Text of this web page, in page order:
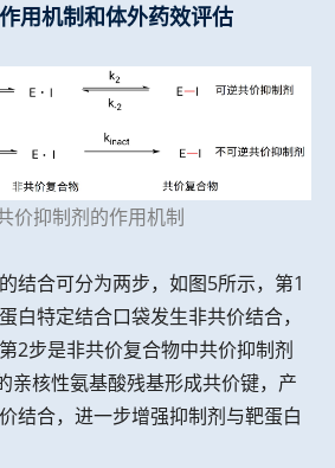
用机制和体外药效评估
价抑制剂的作用机制
结合可分为两步，如图5所示，第1
白特定结合口袋发生非共价结合，
2步是非共价复合物中共价抑制剂
亲核性氨基酸残基形成共价键，产
结合，进一步增强抑制剂与靶蛋白